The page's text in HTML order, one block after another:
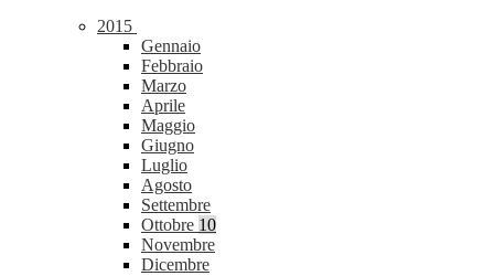
2015
Gennaio
Febbraio
Marzo
Aprile
Maggio
Giugno
Luglio
Agosto
Settembre
Ottobre 10
Novembre
Dicembre